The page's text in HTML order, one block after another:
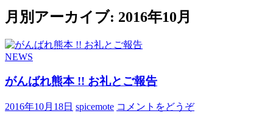
月別アーカイブ: 2016年10月
NEWS
がんばれ熊本 !! お礼とご報告
2016年10月18日 spicemote コメントをどうぞ